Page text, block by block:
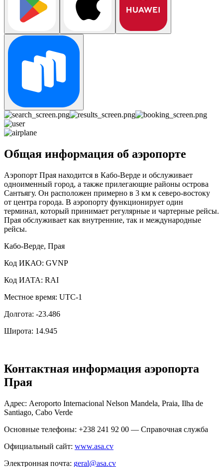
Общая информация об аэропорте
Аэропорт Прая находится в Кабо-Верде и обслуживает
одноименный город, а также прилегающие районы острова
Сантьягу. Он расположен примерно в 3 км к северо-востоку
от центра города. В аэропорту функционирует один
терминал, который принимает регулярные и чартерные рейсы.
Прая обслуживает как внутренние, так и международные
рейсы.
Кабо-Верде, Прая
Код ИКАО: GVNP
Код ИАТА: RAI
Местное время: UTC-1
Долгота: -23.486
Широта: 14.945
Контактная информация аэропорта
Прая
Адрес: Aeroporto Internacional Nelson Mandela, Praia, Ilha de
Santiago, Cabo Verde
Основные телефоны: +238 241 92 00 — Справочная служба
Официальный сайт: www.asa.cv
Электронная почта: geral@asa.cv